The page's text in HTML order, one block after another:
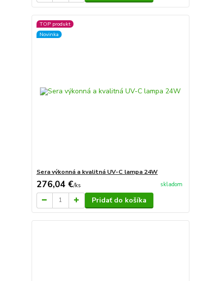
TOP produkt
Novinka
Sera výkonná a kvalitná UV-C lampa 24W
276,04 €/ks skladom
Pridať do košíka